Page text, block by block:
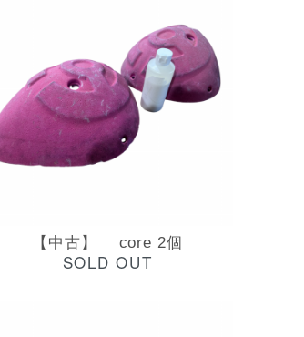
【中古】 core 2個
SOLD OUT